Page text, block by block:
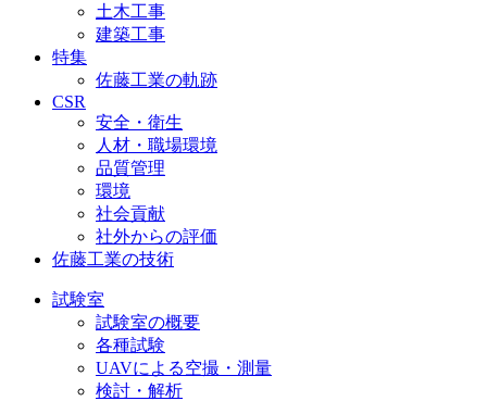
土木工事
建築工事
特集
佐藤工業の軌跡
CSR
安全・衛生
人材・職場環境
品質管理
環境
社会貢献
社外からの評価
佐藤工業の技術
試験室
試験室の概要
各種試験
UAVによる空撮・測量
検討・解析